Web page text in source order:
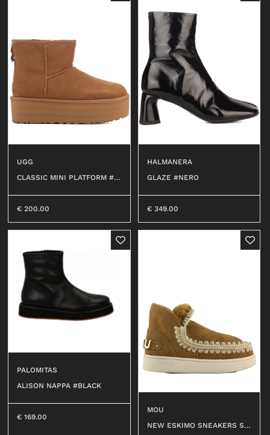
UGG
CLASSIC MINI PLATFORM #C
€ 200.00
HALMANERA
GLAZE #NERO
€ 349.00
PALOMITAS
ALISON NAPPA #BLACK
€ 169.00
MOU
NEW ESKIMO SNEAKERS SU